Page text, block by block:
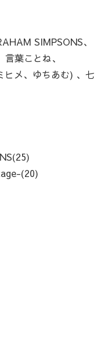
SIMPSONS、
葉ことね、
メ、ゆちあむ) 、七
(20)